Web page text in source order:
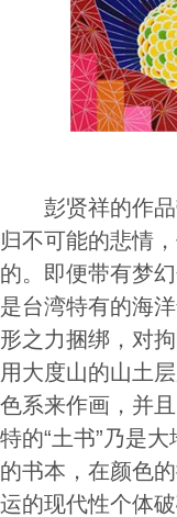
彭贤祥的作品
归不可能的悲情
的。即便带有梦
是台湾特有的海
形之力捆绑，对
用大度山的山土
色系来作画，并
特的“土书”乃是
的书本，在颜色
运的现代性个体